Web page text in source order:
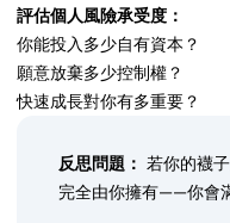
評估個人風險承受度：
你能投入多少自有資本？
願意放棄多少控制權？
快速成長對你有多重要？
反思問題： 若你的襪
完全由你擁有——你會